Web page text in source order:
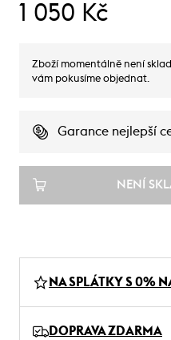
1 050 Kč
Zboží momentálně není
vám pokusíme objednat.
Garance nejlepší
NENÍ
NA SPLÁTKY S 0%
DOPRAVA ZDARMA